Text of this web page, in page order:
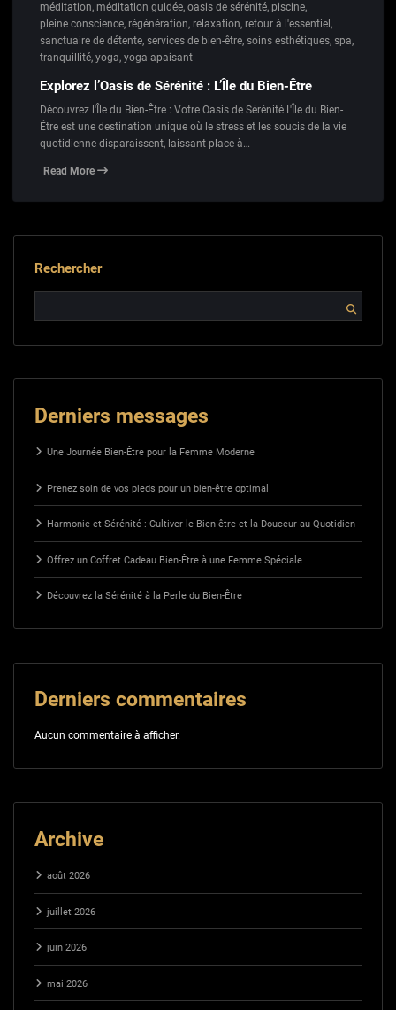
méditation, méditation guidée, oasis de sérénité, piscine,
pleine conscience, régénération, relaxation, retour à l'essentiel ,
sanctuaire de détente, services de bien-être, soins esthétiques, spa,
tranquillité, yoga, yoga apaisant
Explorez l’Oasis de Sérénité : L’Île du Bien-Être
Découvrez l'Île du Bien-Être : Votre Oasis de Sérénité L'Île du Bien-
Être est une destination unique où le stress et les soucis de la vie
quotidienne disparaissent, laissant place à…
Read More
Rechercher
Derniers messages
Une Journée Bien-Être pour la Femme Moderne
Prenez soin de vos pieds pour un bien-être optimal
Harmonie et Sérénité : Cultiver le Bien-être et la Douceur au Quotidien
Offrez un Coffret Cadeau Bien-Être à une Femme Spéciale
Découvrez la Sérénité à la Perle du Bien-Être
Derniers commentaires
Aucun commentaire à afficher.
Archive
août 2026
juillet 2026
juin 2026
mai 2026